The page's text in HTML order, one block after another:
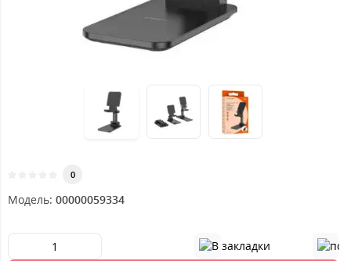
0
Модель: 00000059334